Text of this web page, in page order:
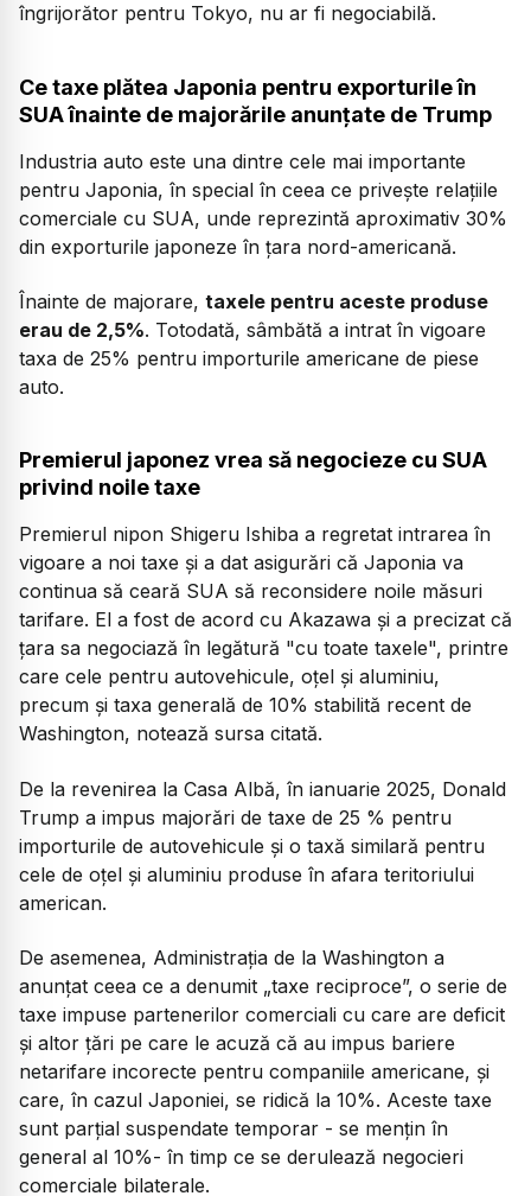
îngrijorător pentru Tokyo, nu ar fi negociabilă.
Ce taxe plătea Japonia pentru exporturile în
SUA înainte de majorările anunțate de Trump
Industria auto este una dintre cele mai importante
pentru Japonia, în special în ceea ce priveşte relațiile
comerciale cu SUA, unde reprezintă aproximativ 30%
din exporturile japoneze în ţara nord-americană.
Înainte de majorare, taxele pentru aceste produse
erau de 2,5%. Totodată, sâmbătă a intrat în vigoare
taxa de 25% pentru importurile americane de piese
auto.
Premierul japonez vrea să negocieze cu SUA
privind noile taxe
Premierul nipon Shigeru Ishiba a regretat intrarea în
vigoare a noi taxe şi a dat asigurări că Japonia va
continua să ceară SUA să reconsidere noile măsuri
tarifare. El a fost de acord cu Akazawa şi a precizat că
ţara sa negociază în legătură "cu toate taxele", printre
care cele pentru autovehicule, oţel şi aluminiu,
precum şi taxa generală de 10% stabilită recent de
Washington, notează sursa citată.
De la revenirea la Casa Albă, în ianuarie 2025, Donald
Trump a impus majorări de taxe de 25 % pentru
importurile de autovehicule şi o taxă similară pentru
cele de oţel şi aluminiu produse în afara teritoriului
american.
De asemenea, Administrația de la Washington a
anunțat ceea ce a denumit „taxe reciproce”, o serie de
taxe impuse partenerilor comerciali cu care are deficit
şi altor ţări pe care le acuză că au impus bariere
netarifare incorecte pentru companiile americane, şi
care, în cazul Japoniei, se ridică la 10%. Aceste taxe
sunt parţial suspendate temporar - se menţin în
general al 10%- în timp ce se derulează negocieri
comerciale bilaterale.